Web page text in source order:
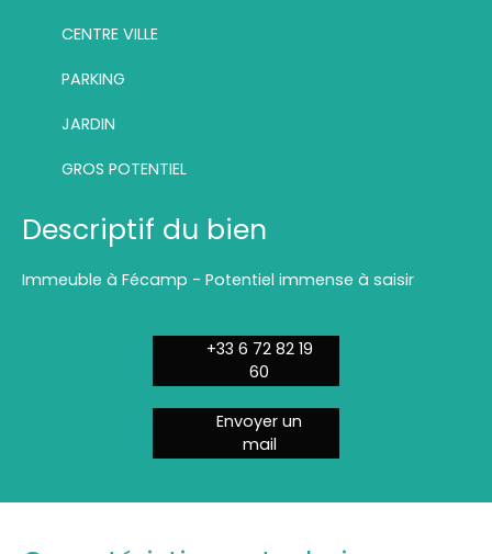
CENTRE VILLE
PARKING
JARDIN
GROS POTENTIEL
Descriptif du bien
Immeuble à Fécamp - Potentiel immense à saisir
+33 6 72 82 19
60
Envoyer un
mail